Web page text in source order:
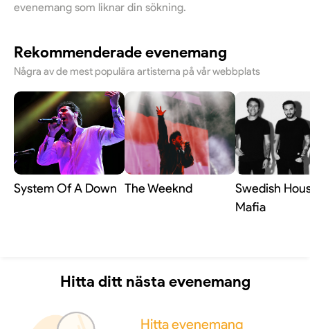
evenemang som liknar din sökning.
Rekommenderade evenemang
Några av de mest populära artisterna på vår webbplats
System Of A Down The Weeknd
Swedish
Mafia
Hitta ditt nästa evenemang
Hitta evenemang